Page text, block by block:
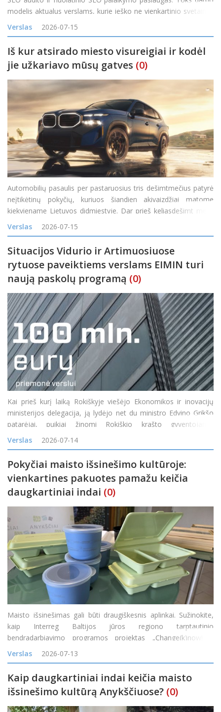
modelis aktualus verslams, kurie ieško ne vienkartinio svetainės
problemų sąrašo, o komandos, galinčios nustatyti SEO
Verslas 2026-07-15
Iš kur atsirado miesto visureigiai ir kodėl
jie užkariavo mūsų gatves (0)
Automobilių pasaulis per pastaruosius tris dešimtmečius patyrė
neįtikėtinų pokyčių, kuriuos šiandien akivaizdžiai matome
kiekviename Lietuvos didmiestyje. Dar prieš keliasdešimt metų
visureigis buvo suprantamas kaip specifinė transporto priemonė,
Verslas 2026-07-15
Situacijos Vidurio ir Artimuosiuose
rytuose paveiktiems verslams EIMIN turi
naują paskolų programą (0)
Kai prieš kurį laiką Rokiškyje viešėjo Ekonomikos ir inovacijų
ministerijos delegacija, ją lydėjo net du ministro Edvino Grikšo
patarėjai, puikiai žinomi Rokiškio krašto gyventojams:
Mindaugas Petkevičius ir Jonas Jarutis. Susitikime su verslo
Verslas 2026-07-14
Pokyčiai maisto išsinešimo kultūroje:
vienkartines pakuotes pamažu keičia
daugkartiniai indai (0)
Maisto išsinešimas gali būti draugiškesnis aplinkai. Sužinokite,
kaip Interreg Baltijos jūros regiono tarptautinio
bendradarbiavimo programos projektas „Change(k)now! –
mąstysenos keitimas nuo vienkartinio naudojimo į žiedines arba
Verslas 2026-07-13
Kaip daugkartiniai indai keičia maisto
išsinešimo kultūrą Anykščiuose? (0)